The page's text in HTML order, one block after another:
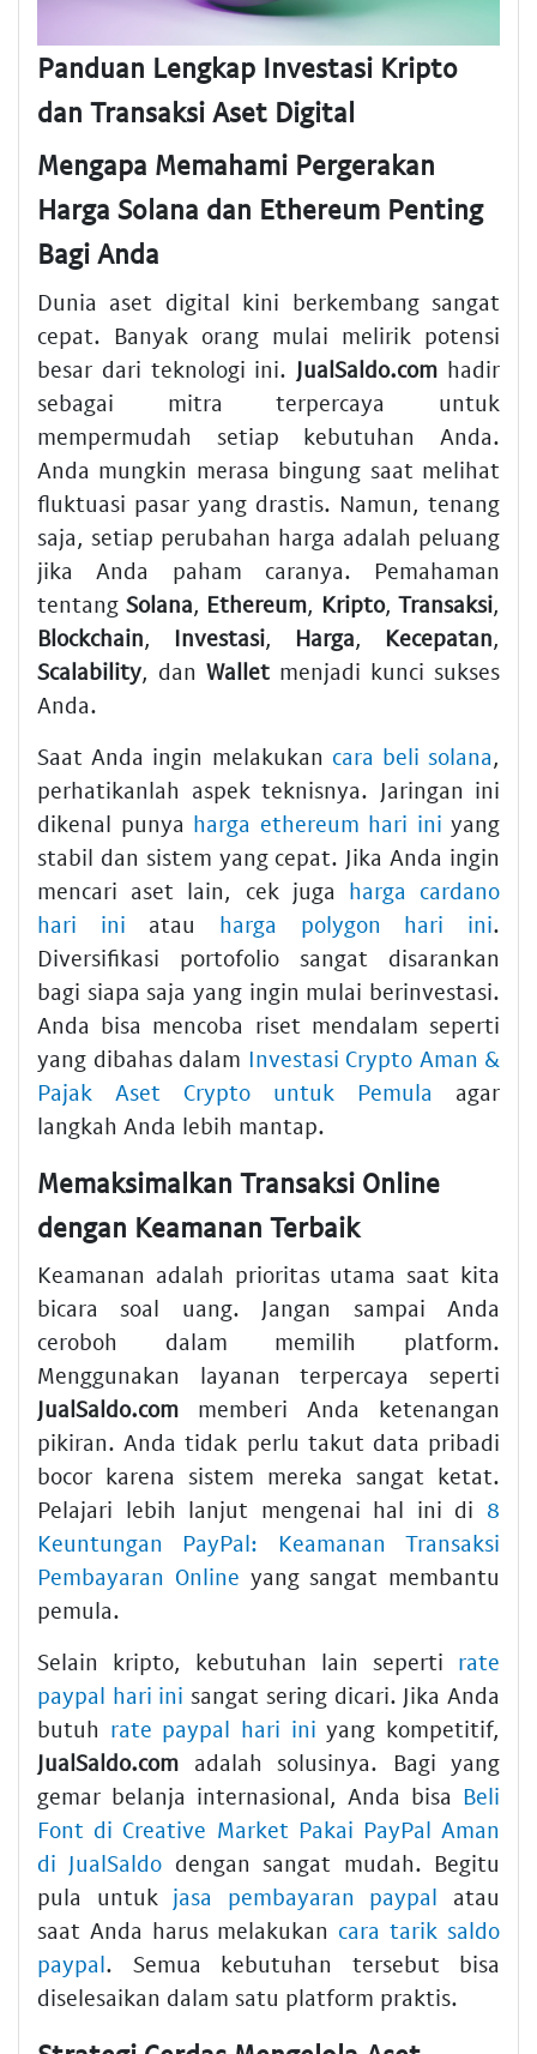
Panduan Lengkap Investasi Kripto
dan Transaksi Aset Digital
Mengapa Memahami Pergerakan
Harga Solana dan Ethereum Penting
Bagi Anda
Dunia aset digital kini berkembang sangat
cepat. Banyak orang mulai melirik potensi
besar dari teknologi ini. JualSaldo.com hadir
sebagai mitra terpercaya untuk
mempermudah setiap kebutuhan Anda.
Anda mungkin merasa bingung saat melihat
fluktuasi pasar yang drastis. Namun, tenang
saja, setiap perubahan harga adalah peluang
jika Anda paham caranya. Pemahaman
tentang Solana, Ethereum, Kripto, Transaksi,
Blockchain, Investasi, Harga, Kecepatan,
Scalability, dan Wallet menjadi kunci sukses
Anda.
Saat Anda ingin melakukan cara beli solana,
perhatikanlah aspek teknisnya. Jaringan ini
dikenal punya harga ethereum hari ini yang
stabil dan sistem yang cepat. Jika Anda ingin
mencari aset lain, cek juga harga cardano
hari ini atau harga polygon hari ini.
Diversifikasi portofolio sangat disarankan
bagi siapa saja yang ingin mulai berinvestasi.
Anda bisa mencoba riset mendalam seperti
yang dibahas dalam Investasi Crypto Aman &
Pajak Aset Crypto untuk Pemula agar
langkah Anda lebih mantap.
Memaksimalkan Transaksi Online
dengan Keamanan Terbaik
Keamanan adalah prioritas utama saat kita
bicara soal uang. Jangan sampai Anda
ceroboh dalam memilih platform.
Menggunakan layanan terpercaya seperti
JualSaldo.com memberi Anda ketenangan
pikiran. Anda tidak perlu takut data pribadi
bocor karena sistem mereka sangat ketat.
Pelajari lebih lanjut mengenai hal ini di 8
Keuntungan PayPal: Keamanan Transaksi
Pembayaran Online yang sangat membantu
pemula.
Selain kripto, kebutuhan lain seperti rate
paypal hari ini sangat sering dicari. Jika Anda
butuh rate paypal hari ini yang kompetitif,
JualSaldo.com adalah solusinya. Bagi yang
gemar belanja internasional, Anda bisa Beli
Font di Creative Market Pakai PayPal Aman
di JualSaldo dengan sangat mudah. Begitu
pula untuk jasa pembayaran paypal atau
saat Anda harus melakukan cara tarik saldo
paypal. Semua kebutuhan tersebut bisa
diselesaikan dalam satu platform praktis.